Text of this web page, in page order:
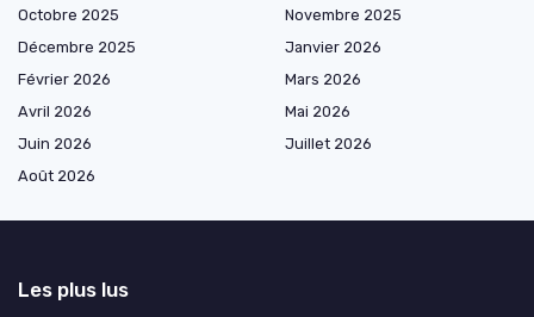
Octobre 2025
Novembre 2025
Décembre 2025
Janvier 2026
Février 2026
Mars 2026
Avril 2026
Mai 2026
Juin 2026
Juillet 2026
Août 2026
Les plus lus